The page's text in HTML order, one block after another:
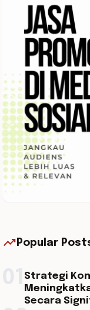
trending_up Popular
Strategi
Secara